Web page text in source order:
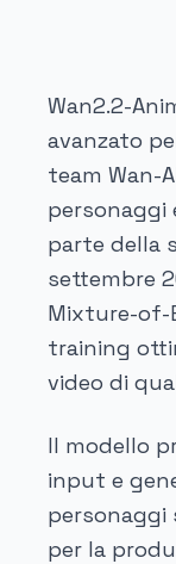
Wan2.2-
avanzato
team Wan-
personaggi
parte della
settembre
Mixture-of-
training
video di
Il modello
input e
personaggi
per la